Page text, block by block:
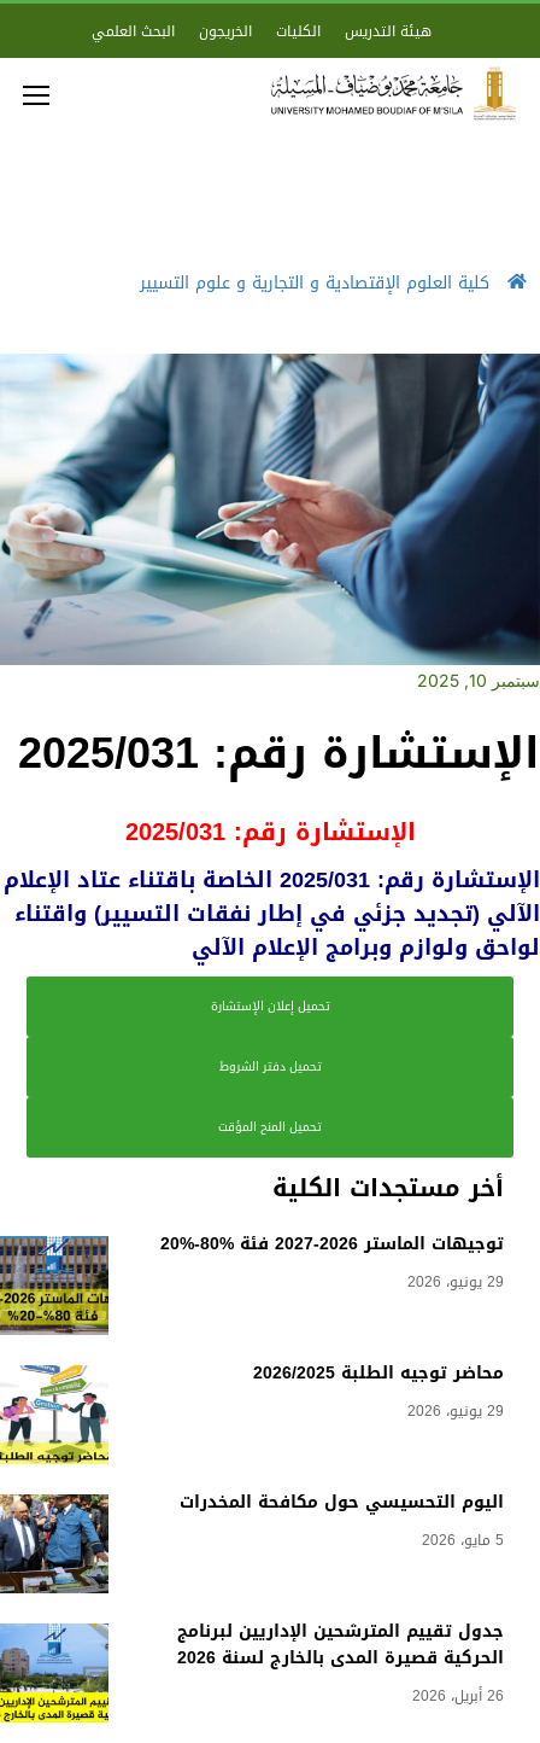
هيئة التدريس الكليات الخريجون البحث العلمي
كلية العلوم الإقتصادية و التجارية و علوم التسيير
أخر مستجدات الكلية
توجيهات الماستر 2026-2027 فئة %80-%20
29 يونيو، 2026
محاضر توجيه الطلبة 2026/2025
29 يونيو، 2026
اليوم التحسيسي حول مكافحة المخدرات
5 مايو، 2026
جدول تقييم المترشحين الإداريين لبرنامج
الحركية قصيرة المدى بالخارج لسنة 2026
26 أبريل، 2026
سبتمبر 10, 2025
الإستشارة رقم: 2025/031
الإستشارة رقم: 2025/031
الإستشارة رقم: 2025/031 الخاصة باقتناء عتاد الإعلام
الآلي (تجديد جزئي في إطار نفقات التسيير) واقتناء
لواحق ولوازم وبرامج الإعلام الآلي
تحميل إعلان الإستشارة
تحميل دفتر الشروط
تحميل المنح المؤقت